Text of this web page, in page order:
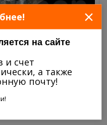
×
на сайте
и счет
а также
почту!